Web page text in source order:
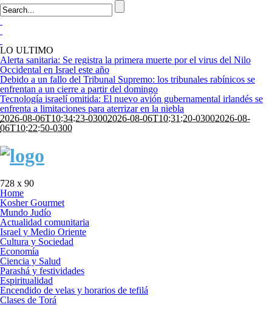
LO ULTIMO
Alerta sanitaria: Se registra la primera muerte por el virus del Nilo
Occidental en Israel este año
Debido a un fallo del Tribunal Supremo: los tribunales rabínicos se
enfrentan a un cierre a partir del domingo
Tecnología israelí omitida: El nuevo avión gubernamental irlandés se
enfrenta a limitaciones para aterrizar en la niebla
2026-08-06T10:34:23-03002026-08-06T10:31:20-03002026-08-
06T10:22:50-0300
728 x 90
Home
Kosher Gourmet
Mundo Judío
Actualidad comunitaria
Israel y Medio Oriente
Cultura y Sociedad
Economía
Ciencia y Salud
Parashá y festividades
Espiritualidad
Encendido de velas y horarios de tefilá
Clases de Torá